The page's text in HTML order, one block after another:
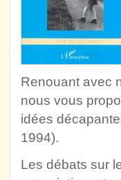
Renouant avec
nous vous
idées
1994).
Les débats sur